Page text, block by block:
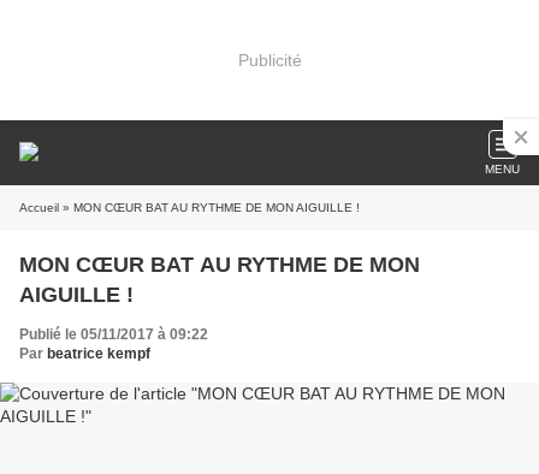
Publicité
MENU
Accueil » MON CŒUR BAT AU RYTHME DE MON AIGUILLE !
MON CŒUR BAT AU RYTHME DE MON
AIGUILLE !
Publié le 05/11/2017 à 09:22
Par beatrice kempf